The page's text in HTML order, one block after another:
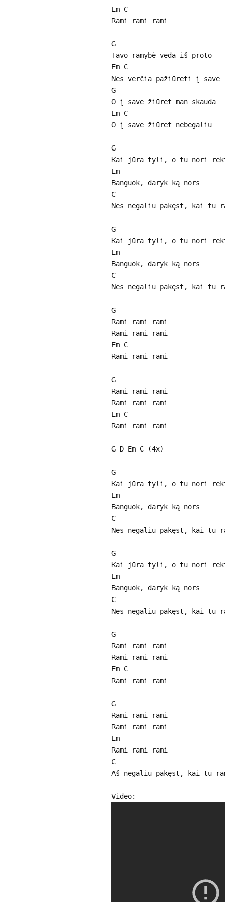
Em C
Rami rami rami
G
Tavo ramybė veda iš proto
Em C
Nes verčia pažiūrėti į save
G
O į save žiūrėt man skauda
Em C
O į save žiūrėt nebegaliu
G
Kai jūra tyli, o tu nori
Em
Banguok, daryk ką nors
C
Nes negaliu pakęst, kai tu
G
Kai jūra tyli, o tu nori
Em
Banguok, daryk ką nors
C
Nes negaliu pakęst, kai tu
G
Rami rami rami
Rami rami rami
Em C
Rami rami rami
G
Rami rami rami
Rami rami rami
Em C
Rami rami rami
G D Em C (4x)
G
Kai jūra tyli, o tu nori
Em
Banguok, daryk ką nors
C
Nes negaliu pakęst, kai tu
G
Kai jūra tyli, o tu nori
Em
Banguok, daryk ką nors
C
Nes negaliu pakęst, kai tu
G
Rami rami rami
Rami rami rami
Em C
Rami rami rami
G
Rami rami rami
Rami rami rami
Em
Rami rami rami
C
Aš negaliu pakęst, kai tu
Video: